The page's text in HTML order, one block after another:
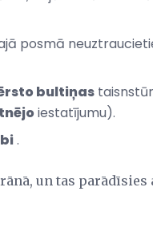
posmā
bultiņas
iestatījumu).
.
un tas parādīsies